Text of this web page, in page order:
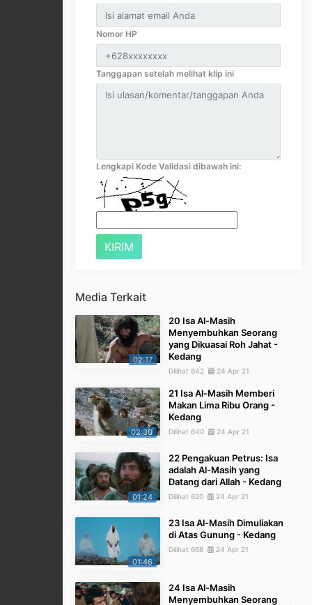
Nomor HP
Tanggapan setelah melihat klip ini
Lengkapi Kode Validasi dibawah ini:
Media Terkait
02:17
20 Isa Al-Masih
Menyembuhkan Seorang
yang Dikuasai Roh Jahat -
Kedang
Dilihat 642 24 Apr 21
02:30
21 Isa Al-Masih Memberi
Makan Lima Ribu Orang -
Kedang
Dilihat 640 24 Apr 21
01:24
22 Pengakuan Petrus: Isa
adalah Al-Masih yang
Datang dari Allah - Kedang
Dilihat 620 24 Apr 21
01:46
23 Isa Al-Masih Dimuliakan
di Atas Gunung - Kedang
Dilihat 668 24 Apr 21
24 Isa Al-Masih
Menyembuhkan Seorang